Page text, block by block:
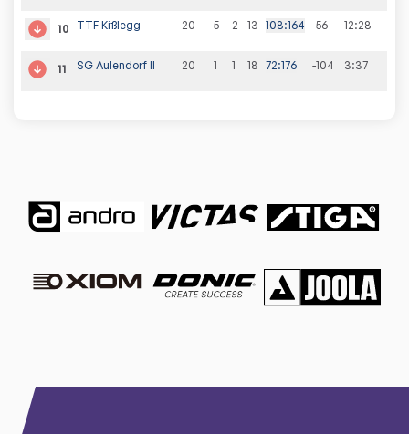
10 TTF Kißlegg 20 5 2 13 108:164 -56 12:28
11 SG Aulendorf II 20 1 1 18 72:176 -104 3:37